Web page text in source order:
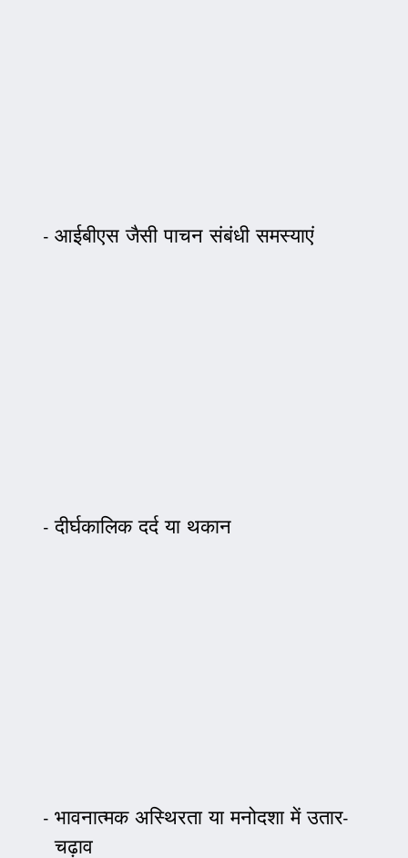
आईबीएस जैसी पाचन संबंधी समस्याएं
दीर्घकालिक दर्द या थकान
भावनात्मक अस्थिरता या मनोदशा में उतार-
चढ़ाव